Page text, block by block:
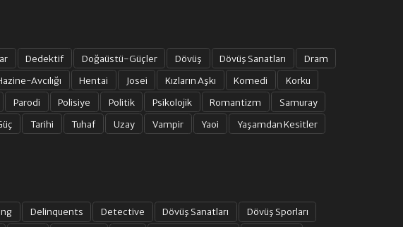
Dedektif Doğaüstü-Güçler Dövüş Dövüş Sanatları
Dram
Avcılığı Hentai Josei Kızların Aşkı Komedi
Korku
Parodi Polisiye Politik Psikolojik Romantizm
Samuray
Tarihi Tuhaf Uzay Vampir Yaoi
Yaşamdan Kesitler
Delinquents Detective Dövüş Sanatları
Dövüş Sporları